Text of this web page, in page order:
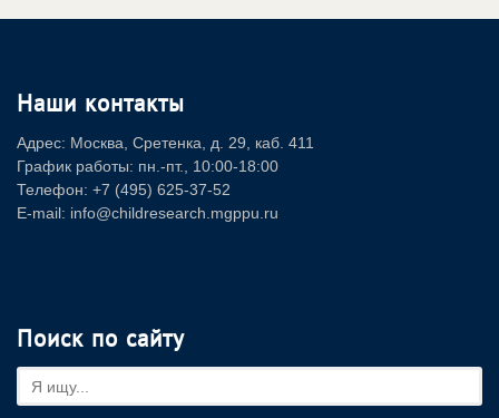
Наши контакты
Адрес: Москва, Сретенка, д. 29, каб. 411
График работы: пн.-пт., 10:00-18:00
Телефон: +7 (495) 625-37-52
E-mail: info@childresearch.mgppu.ru
Поиск по сайту